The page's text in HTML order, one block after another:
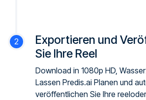
Exportieren und
Sie Ihre Reel
Download in 1080p HD,
Lassen Predis.ai Planen und
veröffentlichen Sie Ihre